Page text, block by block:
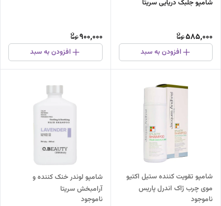
شامپو جلبک دریایی سریتا
585,000
افزودن به سبد
900,000
افزودن به سبد
شامپو تقویت کننده ستیل اکتیو
موی چرب ژاک اندرل پاریس
ناموجود
شامپو لوندر خنک کننده و
آرامبخش سریتا
ناموجود